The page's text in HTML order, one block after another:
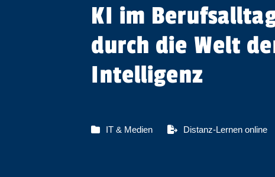
KI im
durch die Welt
Intelligenz
IT & Medien Distanz-Lernen online